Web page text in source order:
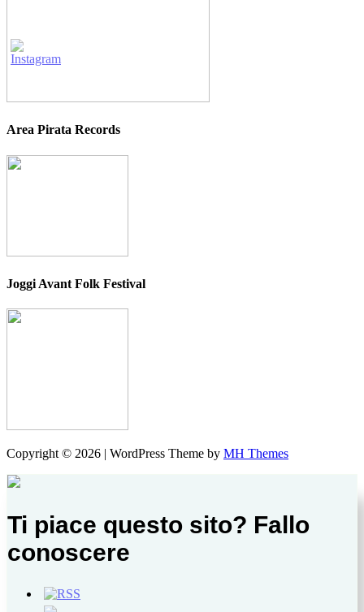
Area Pirata Records
Joggi Avant Folk Festival
Copyright © 2026 | WordPress Theme by MH Themes
Ti piace questo sito? Fallo
conoscere